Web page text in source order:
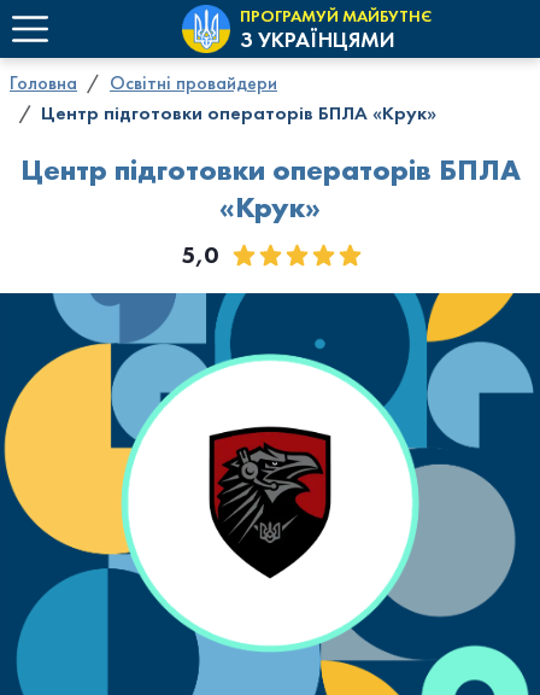
ПРОГРАМУЙ МАЙБУТНЄ
З УКРАЇНЦЯМИ
Головна
Освітні провайдери
Центр підготовки операторів БПЛА «Крук»
Центр підготовки операторів БПЛА
«Крук»
5,0